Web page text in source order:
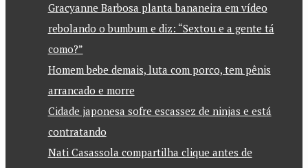
Gracyanne Barbosa planta bananeira em vídeo
rebolando o bumbum e diz: “Sextou e a gente tá
como?”
Homem bebe demais, luta com porco, tem pênis
arrancado e morre
Cidade japonesa sofre escassez de ninjas e está
contratando
Nati Casassola compartilha clique antes de